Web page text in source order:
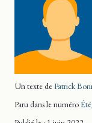
Un texte dePatrick
Paru dans le numéro